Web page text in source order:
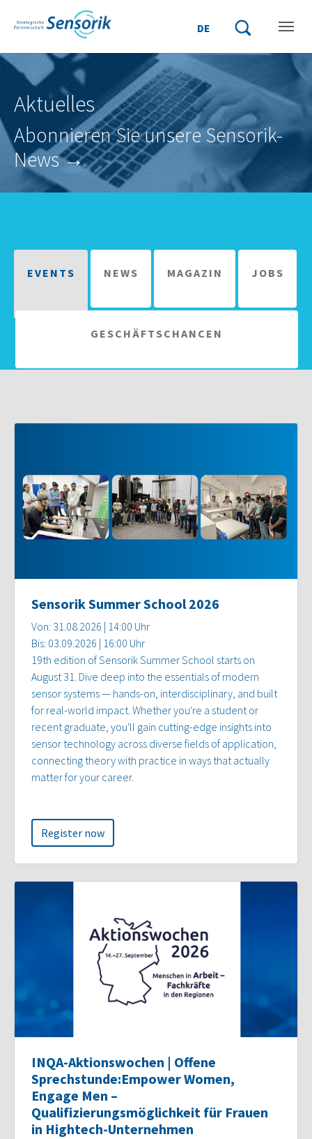
Zum Hauptinhalt springen
Skip to page footer
DE
Suchbegriff
Aktuelles
Abonnieren Sie unsere Sensorik-
News →
EVENTS NEWS MAGAZIN JOBS
GESCHÄFTSCHANCEN
Sensorik Summer School 2026
Von: 31.08.2026 | 14:00 Uhr
Bis: 03.09.2026 | 16:00 Uhr
19th edition of Sensorik Summer School starts on
August 31. Dive deep into the essentials of modern
sensor systems — hands-on, interdisciplinary, and built
for real-world impact. Whether you're a student or
recent graduate, you'll gain cutting-edge insights into
sensor technology across diverse fields of application,
connecting theory with practice in ways that actually
matter for your career.
Register now
INQA-Aktionswochen | Offene
Sprechstunde:Empower Women,
Engage Men –
Qualifizierungsmöglichkeit für Frauen
in Hightech-Unternehmen